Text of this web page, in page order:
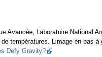
Avancée, Laboratoire National
températures. Limage en bas
Defy Gravity?